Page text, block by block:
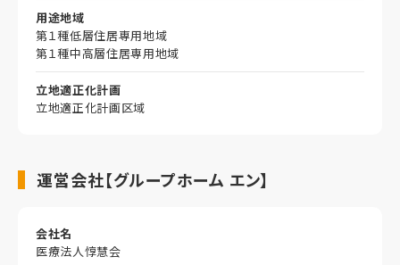
用途地域
第１種低層住居専用地域
第１種中高層住居専用地域
立地適正化計画
立地適正化計画区域
運営会社【グループホーム エン】
会社名
医療法人惇慧会